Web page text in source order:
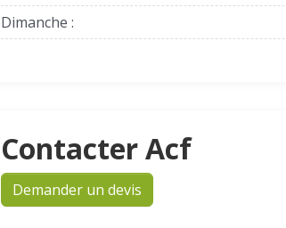
Dimanche :
Contacter Acf
Demander un devis